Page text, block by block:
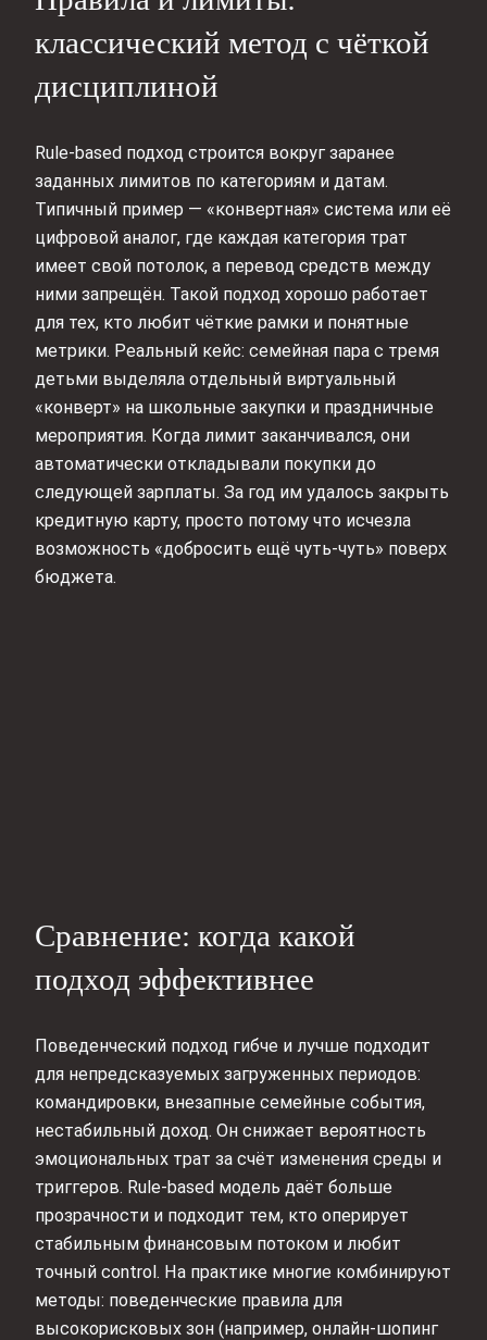
классический метод с чёткой
дисциплиной
Rule-based подход строится вокруг заранее
заданных лимитов по категориям и датам.
Типичный пример — «конвертная» система или её
цифровой аналог, где каждая категория трат
имеет свой потолок, а перевод средств между
ними запрещён. Такой подход хорошо работает
для тех, кто любит чёткие рамки и понятные
метрики. Реальный кейс: семейная пара с тремя
детьми выделяла отдельный виртуальный
«конверт» на школьные закупки и праздничные
мероприятия. Когда лимит заканчивался, они
автоматически откладывали покупки до
следующей зарплаты. За год им удалось закрыть
кредитную карту, просто потому что исчезла
возможность «добросить ещё чуть‑чуть» поверх
бюджета.
Сравнение: когда какой
подход эффективнее
Поведенческий подход гибче и лучше подходит
для непредсказуемых загруженных периодов:
командировки, внезапные семейные события,
нестабильный доход. Он снижает вероятность
эмоциональных трат за счёт изменения среды и
триггеров. Rule-based модель даёт больше
прозрачности и подходит тем, кто оперирует
стабильным финансовым потоком и любит
точный control. На практике многие комбинируют
методы: поведенческие правила для
высокорисковых зон (например, онлайн‑шопинг